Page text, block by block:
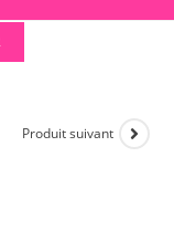
Produit suivant